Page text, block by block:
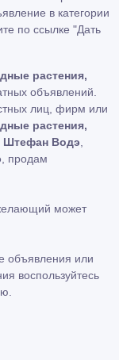
в категории
по ссылке "Дать
растения,
объявлений.
лиц, фирм или
растения,
Штефан Водэ
, продам
может
объявления или
воспользуйтесь